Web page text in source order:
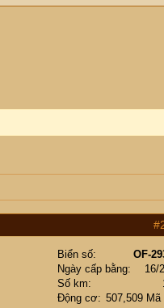
Biển số
OF-
Ngày cấp bằng
16/
Số km
Động cơ
507,509